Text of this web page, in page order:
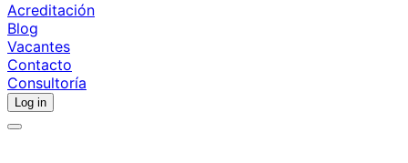
Acreditación
Blog
Vacantes
Contacto
Consultoría
Log in